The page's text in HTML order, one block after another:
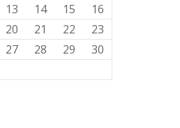
13 14 15
16
20 21 22
23
27 28 29
30